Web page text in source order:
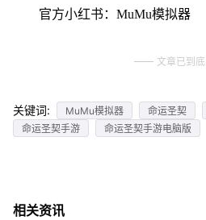
官方小红书：MuMu模拟器
文章已到底
关键词: MuMu模拟器 命运圣契
命运圣契手游
命运圣契手游电脑版
相关资讯